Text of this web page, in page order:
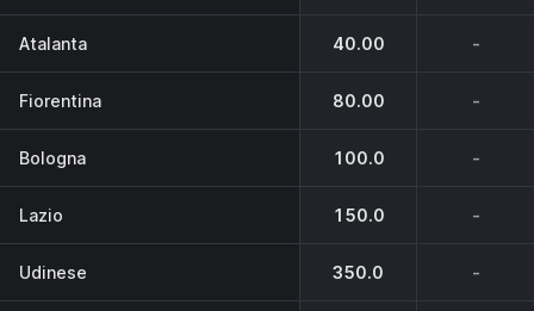
Atalanta 40.00 -
Fiorentina 80.00 -
Bologna 100.0 -
Lazio 150.0 -
Udinese 350.0 -